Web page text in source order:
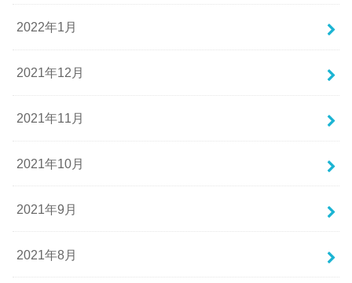
2022年1月
2021年12月
2021年11月
2021年10月
2021年9月
2021年8月